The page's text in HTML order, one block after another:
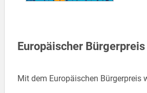
Europäischer
Mit dem Europäischen Bürgerpreis